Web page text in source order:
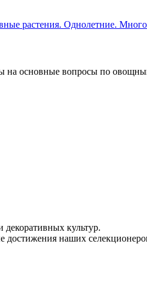
основные вопросы по
культур.
достижения наших